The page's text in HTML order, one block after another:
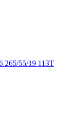
265/55/19 113T